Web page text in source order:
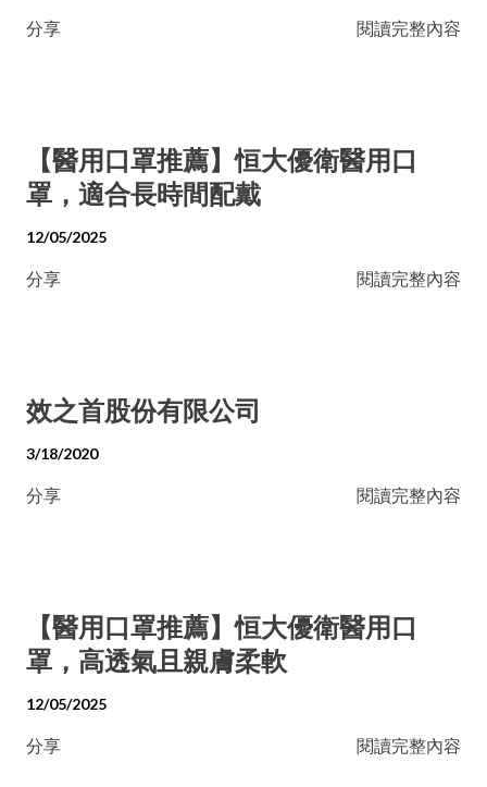
分享 閱讀完整內容
【醫用口罩推薦】恒大優衛醫用口
罩，適合長時間配戴
12/05/2025
分享 閱讀完整內容
效之首股份有限公司
3/18/2020
分享 閱讀完整內容
【醫用口罩推薦】恒大優衛醫用口
罩，高透氣且親膚柔軟
12/05/2025
分享 閱讀完整內容